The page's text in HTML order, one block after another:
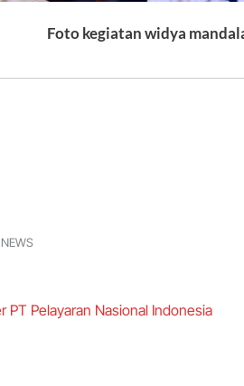
Foto kegiatan widya
NEWS
PT Pelayaran Nasional Indonesia